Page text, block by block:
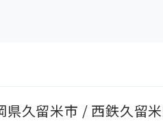
久留米市 / 西鉄久留